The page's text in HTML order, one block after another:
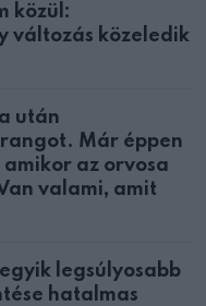
közül:
változás közeledik
után
Már éppen
az orvosa
valami, amit
legsúlyosabb
hatalmas